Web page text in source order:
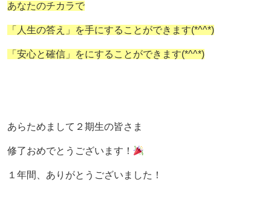
あなたのチカラで
「人生の答え」を手にすることができます(*^^*)
「安心と確信」をにすることができます(*^^*)
あらためまして２期生の皆さま
修了おめでとうございます！
１年間、ありがとうございました！